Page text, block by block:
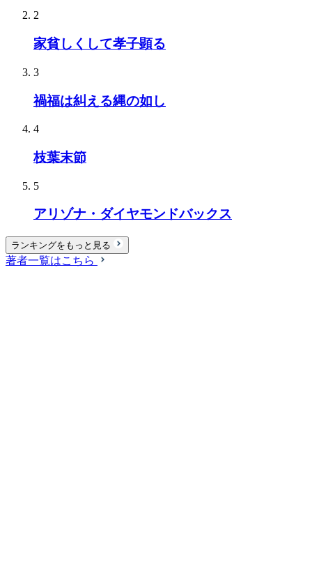
2
家貧しくして孝子顕る
3
禍福は糾える縄の如し
4
枝葉末節
5
アリゾナ・ダイヤモンドバックス
ランキングをもっと見る
著者一覧はこちら